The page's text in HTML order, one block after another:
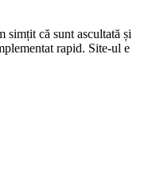
că sunt ascultată și
rapid. Site-ul e